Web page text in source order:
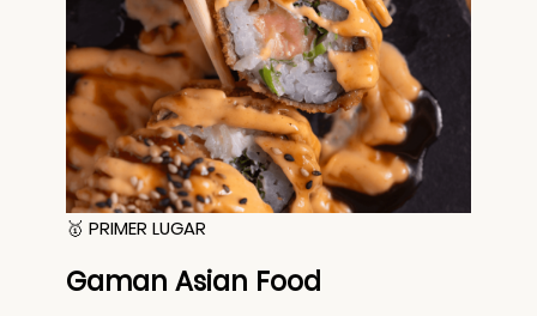
🥇 PRIMER LUGAR
Gaman Asian Food